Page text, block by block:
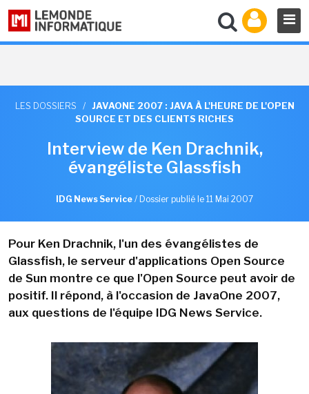
LES DOSSIERS / JAVAONE 2007 : JAVA À L'HEURE DE L'OPEN
SOURCE ET DES CLIENTS RICHES
Interview de Ken Drachnik,
évangéliste Glassfish
IDG News Service / Dossier publié le 11 Mai 2007
Pour Ken Drachnik, l'un des évangélistes de
Glassfish, le serveur d'applications Open Source
de Sun montre ce que l'Open Source peut avoir de
positif. Il répond, à l'occasion de JavaOne 2007,
aux questions de l'équipe IDG News Service.